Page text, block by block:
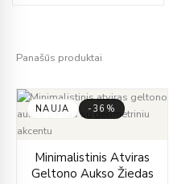
Panašūs produktai
NAUJA -36%
Minimalistinis Atviras
Geltono Aukso Žiedas
price
price